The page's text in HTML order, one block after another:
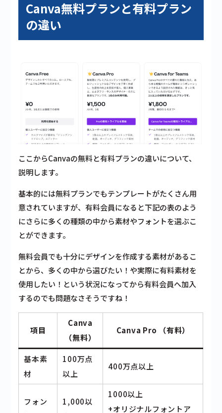
Canva無料プランと有料プラン
の違い
ここからCanvaの無料と有料プランの違いについて、
説明します。
基本的には無料プランでもテンプレートがたくさん用
意されていますが、有料会員になると下記の表のよう
にさらに多くの種類の中から素材やフォン トを選ぶこ
とができます。
無料会員でも十分にデザインを作成する素材があるこ
とから、多くの中から選びたい！や実際に有料素材を
使用したい！という状況になってから有料会員へ加入
するのでも問題なさそうですね！
項目
Canva
（無料）
Canva Pro （有料）
基本素
材
100万点
以上
400万点以上
フォン
1,000以
1000以上
+オリジナルフォントア